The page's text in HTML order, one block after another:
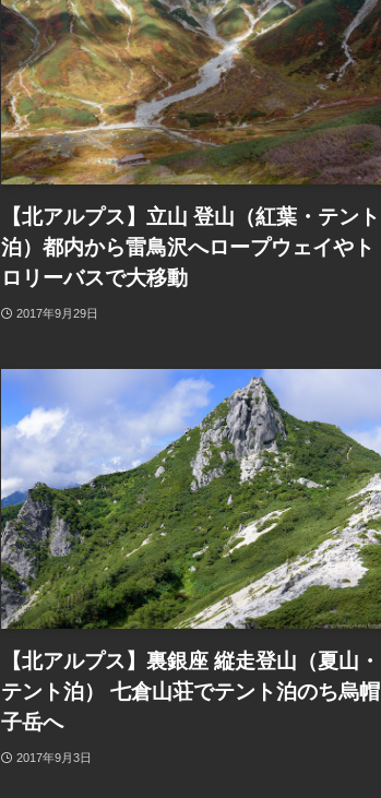
【北アルプス】立山 登山（紅葉・テント
泊）都内から雷鳥沢へロープウェイやト
ロリーバスで大移動
2017年9月29日
【北アルプス】裏銀座 縦走登山（夏山・
テント泊） 七倉山荘でテント泊のち烏帽
子岳へ
2017年9月3日